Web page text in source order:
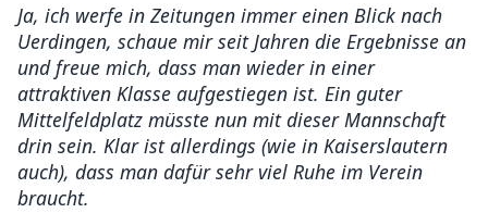
Ja, ich werfe in Zeitungen immer einen Blick nach
Uerdingen, schaue mir seit Jahren die Ergebnisse an
und freue mich, dass man wieder in einer
attraktiven Klasse aufgestiegen ist. Ein guter
Mittelfeldplatz müsste nun mit dieser Mannschaft
drin sein. Klar ist allerdings (wie in Kaiserslautern
auch), dass man dafür sehr viel Ruhe im Verein
braucht.